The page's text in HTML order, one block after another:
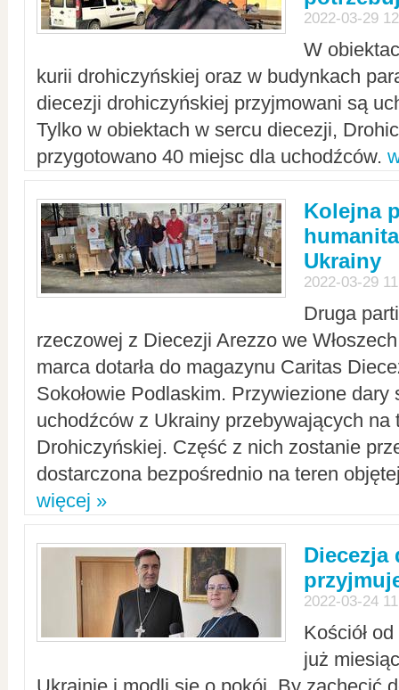
2022-03-29
W
kurii drohiczyńskiej oraz w budynkach
diecezji drohiczyńskiej przyjmowani są
Tylko w obiektach w sercu diecezji,
przygotowano 40 miejsc dla uchodźców.
Kolejna
Ukrainy
2022-03-29
Druga
rzeczowej z Diecezji Arezzo we
marca dotarła do magazynu Caritas
Sokołowie Podlaskim. Przywiezione dary
uchodźców z Ukrainy przebywających na
Drohiczyńskiej. Część z nich zostanie
dostarczona bezpośrednio na teren
więcej »
Diecezja
2022-03-24
Kościół
już